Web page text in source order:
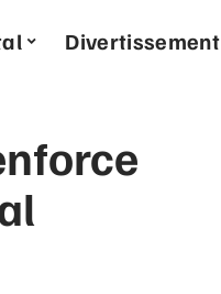
Divertissement